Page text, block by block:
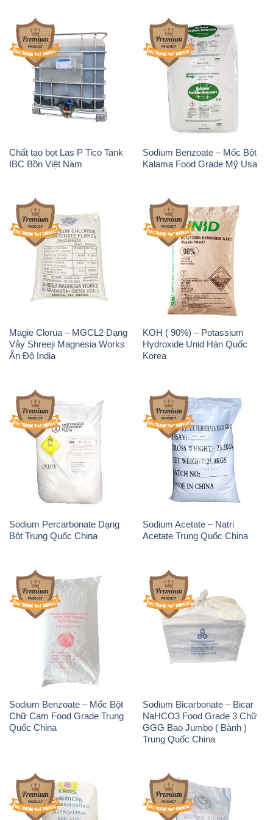
Chất tạo bọt Las P Tico Tank
IBC Bồn Việt Nam
Sodium Benzoate – Mốc Bột
Kalama Food Grade Mỹ Usa
Magie Clorua – MGCL2 Dạng
Vảy Shreeji Magnesia Works
Ấn Độ India
KOH ( 90%) – Potassium
Hydroxide Unid Hàn Quốc
Korea
Sodium Percarbonate Dạng
Bột Trung Quốc China
Sodium Acetate – Natri
Acetate Trung Quốc China
Sodium Benzoate – Mốc Bột
Chữ Cam Food Grade Trung
Quốc China
Sodium Bicarbonate – Bicar
NaHCO3 Food Grade 3 Chữ
GGG Bao Jumbo ( Bành )
Trung Quốc China